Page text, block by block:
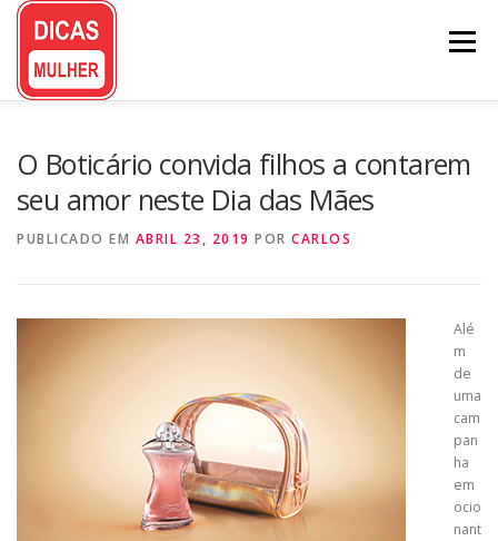
Pular
conteúdo
Menu
O Boticário convida filhos a contarem
seu amor neste Dia das Mães
PUBLICADO EM ABRIL 23, 2019 POR CARLOS
Alé
m
de
uma
cam
pan
ha
em
ocio
nant